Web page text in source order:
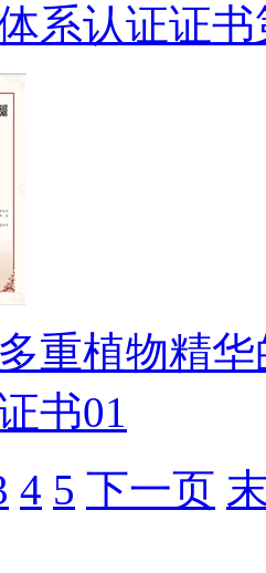
系认证证书
重植物精
书01
4 5 下一页